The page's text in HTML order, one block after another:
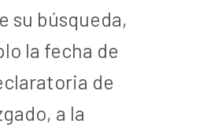
su búsqueda,
la fecha de
de
a la